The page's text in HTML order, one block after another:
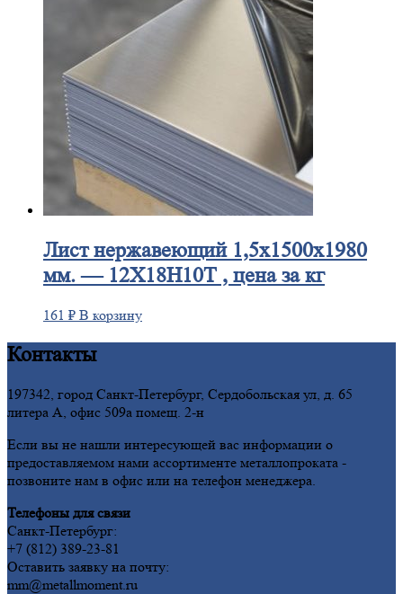
Листнержавеющий 1,5x1500x1980
мм. — 12Х18Н10Т , цена за кг
161 ₽ В корзину
Контакты
197342, город Санкт-Петербург, Сердобольская ул, д. 65
литера А, офис 509а помещ. 2-н
Если вы не нашли интересующей вас информации о
предоставляемом нами ассортименте металлопроката -
позвоните нам в офис или на телефон менеджера.
Телефоны для связи
Санкт-Петербург:
+7 (812) 389-23-81
Оставить заявку на почту:
mm@metallmoment.ru